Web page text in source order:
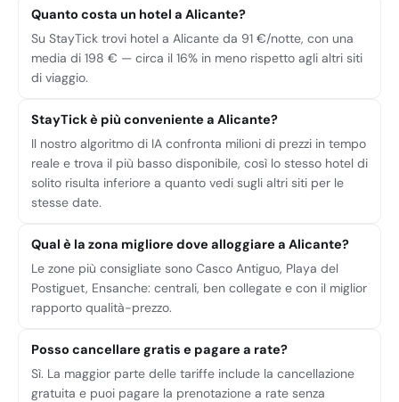
Quanto costa un hotel a Alicante?
Su StayTick trovi hotel a Alicante da 91 €/notte, con una
media di 198 € — circa il 16% in meno rispetto agli altri siti
di viaggio.
StayTick è più conveniente a Alicante?
Il nostro algoritmo di IA confronta milioni di prezzi in tempo
reale e trova il più basso disponibile, così lo stesso hotel di
solito risulta inferiore a quanto vedi sugli altri siti per le
stesse date.
Qual è la zona migliore dove alloggiare a Alicante?
Le zone più consigliate sono Casco Antiguo, Playa del
Postiguet, Ensanche: centrali, ben collegate e con il miglior
rapporto qualità-prezzo.
Posso cancellare gratis e pagare a rate?
Sì. La maggior parte delle tariffe include la cancellazione
gratuita e puoi pagare la prenotazione a rate senza